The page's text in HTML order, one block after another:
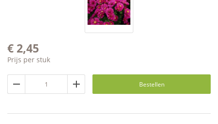
€ 2,45
Prijs per stuk
Bestellen